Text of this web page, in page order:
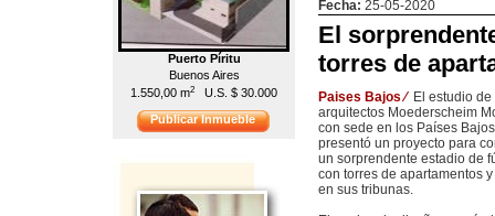
Puerto Píritu
Buenos Aires
1.550,00 m2 U.S. $ 30.000
Caracas
Chacao
55,00 m
U.S. $ 176.000
Publicar Inmueble
Fecha: 25-05-2020
El
torres de
Paises Bajos⁄ El estudio de
arquitectos Moederscheim
con sede en los Países Bajos
presentó un proyecto para
un sorprendente estadio de
con torres de apartamentos
en sus tribunas.